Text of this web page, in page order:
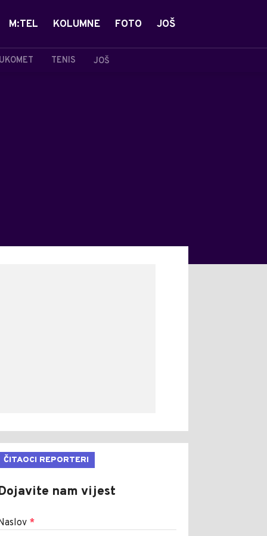
TENIS JOŠ
M:TEL KOLUMNE FOTO JOŠ
ČITAOCI REPORTERI
nam vijest
*